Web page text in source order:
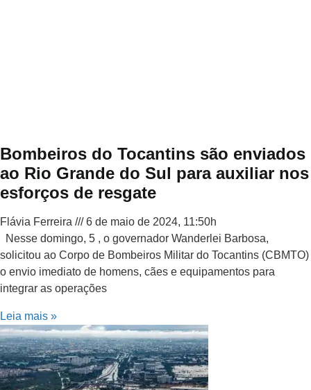
Bombeiros do Tocantins são enviados
ao Rio Grande do Sul para auxiliar nos
esforços de resgate
Flávia Ferreira
6 de maio de 2024, 11:50h
Nesse domingo, 5 , o governador Wanderlei Barbosa,
solicitou ao Corpo de Bombeiros Militar do Tocantins (CBMTO)
o envio imediato de homens, cães e equipamentos para
integrar as operações
Leia mais »